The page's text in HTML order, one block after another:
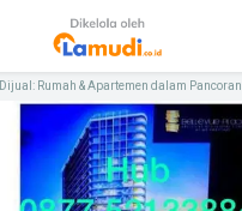
Dijual: Rumah & Apartemen dalam Pancoran